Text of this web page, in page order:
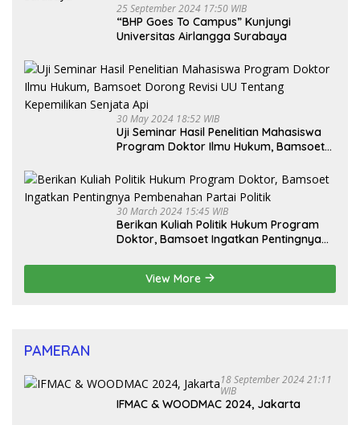
25 September 2024 17:50 WIB
“BHP Goes To Campus” Kunjungi
Universitas Airlangga Surabaya
30 May 2024 18:52 WIB
Uji Seminar Hasil Penelitian Mahasiswa
Program Doktor Ilmu Hukum, Bamsoet
Senjata Api
30 March 2024 15:45 WIB
Berikan Kuliah Politik Hukum Program
Doktor, Bamsoet Ingatkan Pentingnya
View More
PAMERAN
18 September 2024 21:11
WIB
IFMAC & WOODMAC 2024, Jakarta